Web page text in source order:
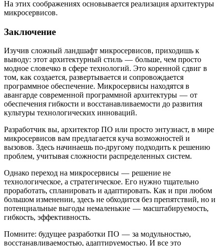
На этих соображениях основывается реализация архитектуры
микросервисов.
Заключение
Изучив сложный ландшафт микросервисов, приходишь к
выводу: этот архитектурный стиль — больше, чем просто
модное словечко в сфере технологий. Это коренной сдвиг в
том, как создается, развертывается и сопровождается
программное обеспечение. Микросервисы находятся в
авангарде современной программной архитектуры — от
обеспечения гибкости и восстанавливаемости до развития
культуры технологических инноваций.
Разработчик вы, архитектор ПО или просто энтузиаст, в мире
микросервисов вам предлагается куча возможностей и
вызовов. Здесь начинаешь по-другому подходить к решению
проблем, учитывая сложности распределенных систем.
Однако переход на микросервисы — решение не
технологическое, а стратегическое. Его нужно тщательно
проработать, спланировать и адаптировать. Как и при любом
большом изменении, здесь не обходится без препятствий, но и
потенциальные выгоды немаленькие — масштабируемость,
гибкость, эффективность.
Помните: будущее разработки ПО — за модульностью,
восстанавливаемостью, адаптируемостью. И все это